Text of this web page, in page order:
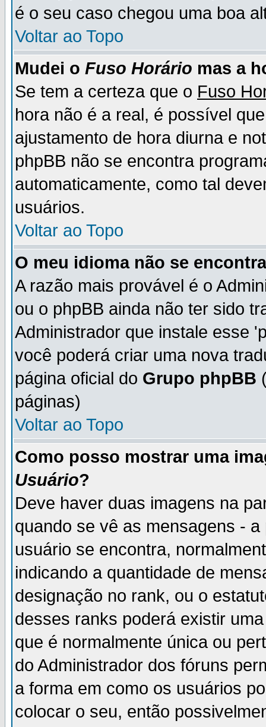
é o seu caso chegou uma boa
Voltar ao Topo
Mudei o Fuso Horário mas a
Se tem a certeza que o Fuso
hora não é a real, é possível
ajustamento de hora diurna e
phpBB não se encontra
automaticamente, como tal
usuários.
Voltar ao Topo
O meu idioma não se
A razão mais provável é o
ou o phpBB ainda não ter sido
Administrador que instale esse
você poderá criar uma nova
página oficial do Grupo phpBB
páginas)
Voltar ao Topo
Como posso mostrar uma
Usuário?
Deve haver duas imagens na
quando se vê as mensagens -
usuário se encontra,
indicando a quantidade de
designação no rank, ou o
desses ranks poderá existir
que é normalmente única ou
do Administrador dos fóruns
a forma em como os usuários
colocar o seu, então